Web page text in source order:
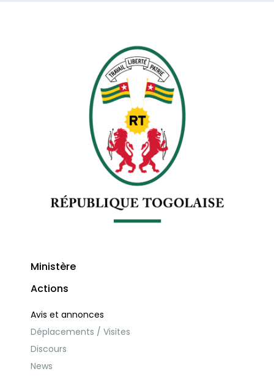
Ministère
Actions
Avis et annonces
Déplacements / Visites
Discours
News